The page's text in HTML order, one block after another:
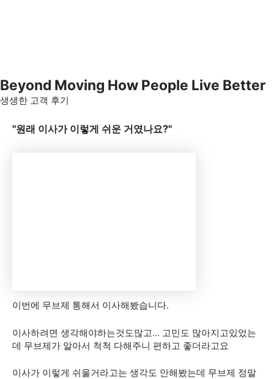
Beyond Moving How People Live Better
생생한 고객 후기
"원래 이사가 이렇게 쉬운 거였나요?"
이번에 무브제 통해서 이사해봤습니다.
이사하려면 생각해야하는것도많고… 고민도 많아지고있었는
데 무브제가 알아서 척척 다해주니 편하고 좋더라고요
이사가 이렇게 쉬울거라고는 생각도 안해봤는데 무브제 정말